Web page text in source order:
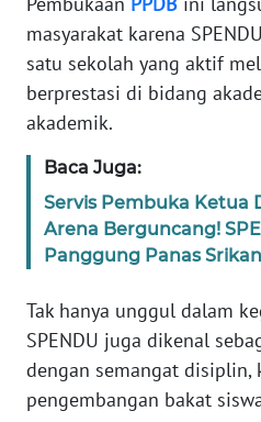
masyarakat karena
satu sekolah yang aktif
berprestasi di bidang
akademik.
Baca Juga:
Servis Pembuka Ketua
Arena Berguncang!
Panggung Panas
Tak hanya unggul dalam
SPENDU juga dikenal
dengan semangat disiplin,
pengembangan bakat
DISCLAIMER
Wahana
News
Regional
WN
SUMUT
WN
JAKARTA
WN
JABAR
WN